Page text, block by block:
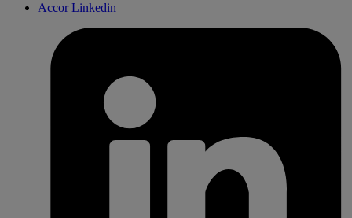
Accor Linkedin